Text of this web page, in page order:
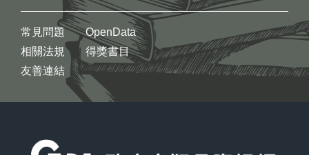
常見問題
相關法規
友善連結
OpenData
得獎書目